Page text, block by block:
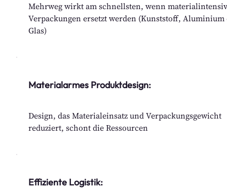
Mehrweg wirkt am schnellsten, wenn
Verpackungen ersetzt werden (Kunststoff, Aluminium
Glas)
Materialarmes Produktdesign:
Design, das Materialeinsatz und Verpackungsgewicht
reduziert, schont die Ressourcen
Effiziente Logistik: